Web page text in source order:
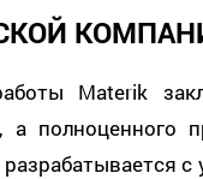
Materik
а полноценного